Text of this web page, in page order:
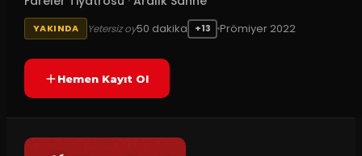
YAKINDA Yetersiz oy50 dakika +13 Prömiyer 2022
Hemen Kayıt Ol